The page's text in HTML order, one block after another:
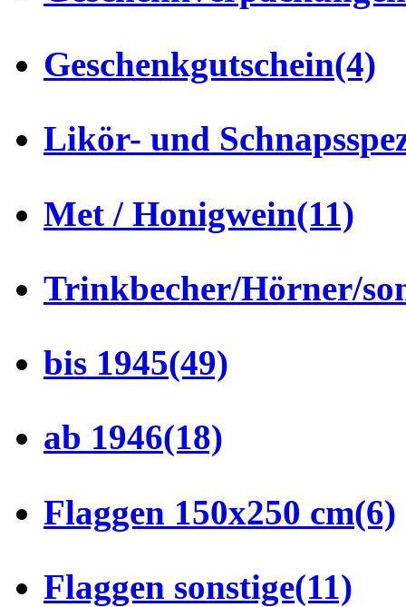
Geschenkgutschein(4)
Likör- und
Met / Honigwein(11)
Trinkbecher/Hörner/
bis 1945(49)
ab 1946(18)
Flaggen 150x250 cm(6)
Flaggen sonstige(11)